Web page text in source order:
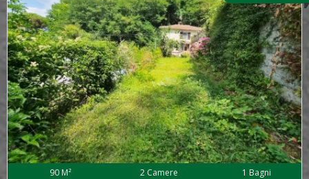
90 M² 2 Camere 1 Bagni